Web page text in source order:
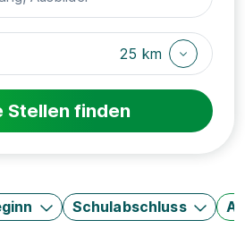
25 km
Stellen finden
Schulabschluss